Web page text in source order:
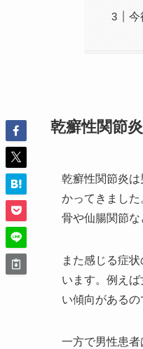
今
乾癬性関節
乾癬性関節炎
かってきまし
骨や仙腸関節
また感じる症状
います。例え
い傾向があるの
一方で男性患